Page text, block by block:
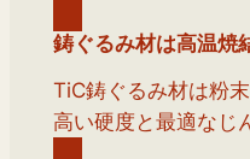
鋳ぐるみ材は高温焼
TiC鋳ぐるみ材は粉
高い硬度と最適なじ